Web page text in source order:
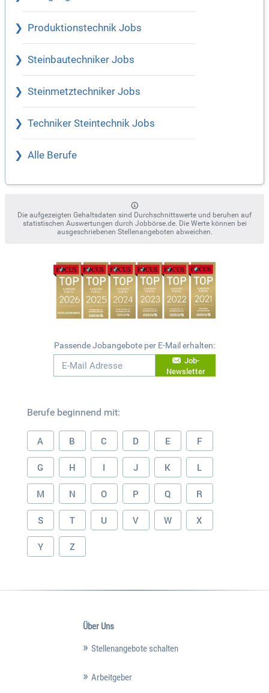
Produktionstechnik Jobs
Steinbautechniker Jobs
Steinmetztechniker Jobs
Techniker Steintechnik Jobs
Alle Berufe
Die aufgezeigten Gehaltsdaten sind Durchschnittswerte und beruhen auf
statistischen Auswertungen durch Jobbörse.de. Die Werte können bei
ausgeschriebenen Stellenangeboten abweichen.
Passende Jobangebote per E-Mail erhalten:
Job-
Newsletter
Berufe beginnend mit:
A B C D E F
G H I J K L
M N O P Q R
S T U V W X
Y Z
Über Uns
Stellenangebote schalten
Arbeitgeber